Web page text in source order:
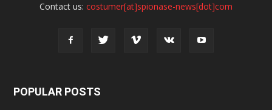
Contact us: costumer[at]spionase-news[dot]com
POPULAR POSTS